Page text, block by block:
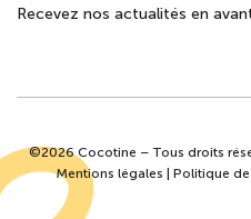
Recevez nos actualités en
©2026 Cocotine – Tous droits
Mentions légales
Politique